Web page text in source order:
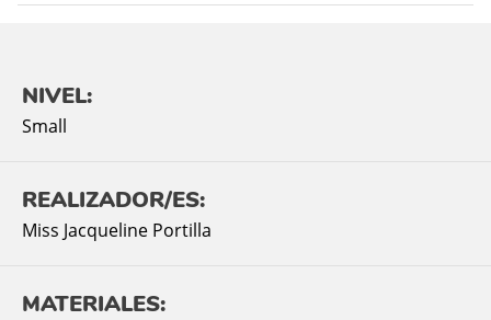
NIVEL:
Small
REALIZADOR/ES:
Miss Jacqueline Portilla
MATERIALES: